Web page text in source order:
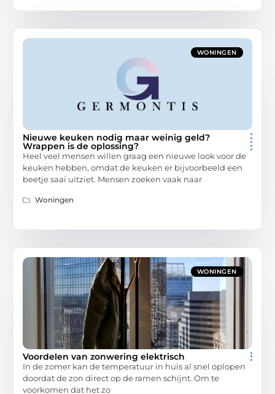
WONINGEN
Nieuwe keuken nodig maar weinig geld?
Wrappen is de oplossing?
Heel veel mensen willen graag een nieuwe look voor de
keuken hebben, omdat de keuken er bijvoorbeeld een
beetje saai uitziet. Mensen zoeken vaak naar
Woningen
WONINGEN
Voordelen van zonwering elektrisch
In de zomer kan de temperatuur in huis al snel oplopen
doordat de zon direct op de ramen schijnt. Om te
voorkomen dat het zo